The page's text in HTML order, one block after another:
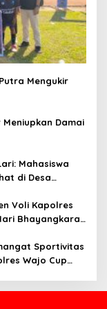
Mengukir
Damai
Mahasiswa
di Desa
Voli Kapolres
Bhayangkara
Sportivitas
Wajo Cup